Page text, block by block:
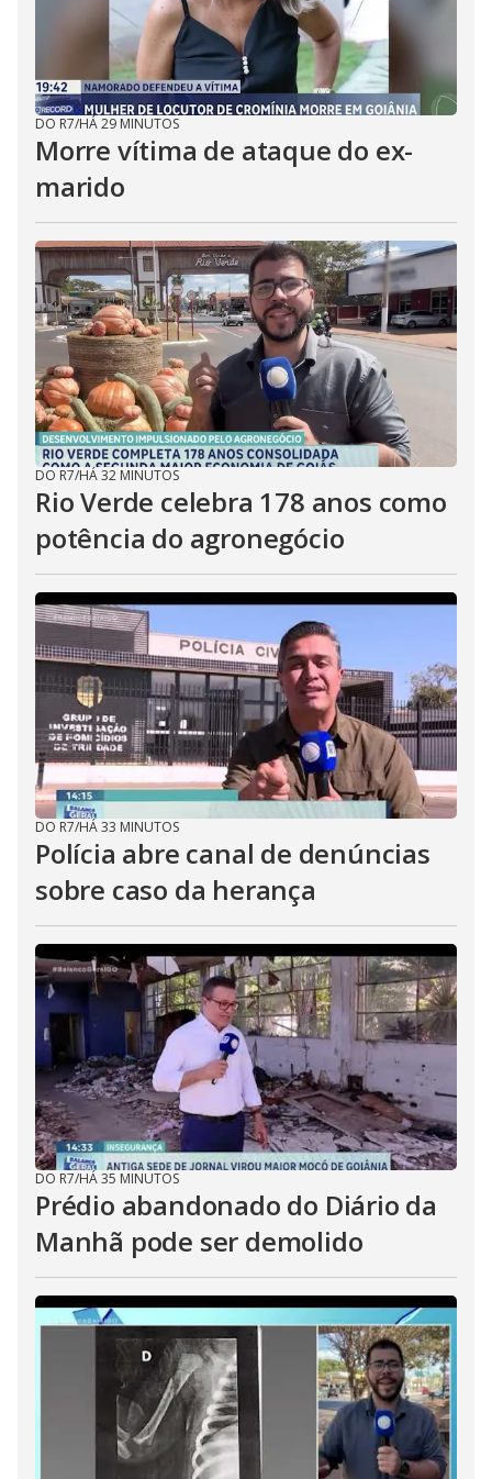
DO R7/HÁ 29 MINUTOS
Morre vítima de ataque do ex-
marido
DO R7/HÁ 32 MINUTOS
Rio Verde celebra 178 anos como
potência do agronegócio
DO R7/HÁ 33 MINUTOS
Polícia abre canal de denúncias
sobre caso da herança
DO R7/HÁ 35 MINUTOS
Prédio abandonado do Diário da
Manhã pode ser demolido